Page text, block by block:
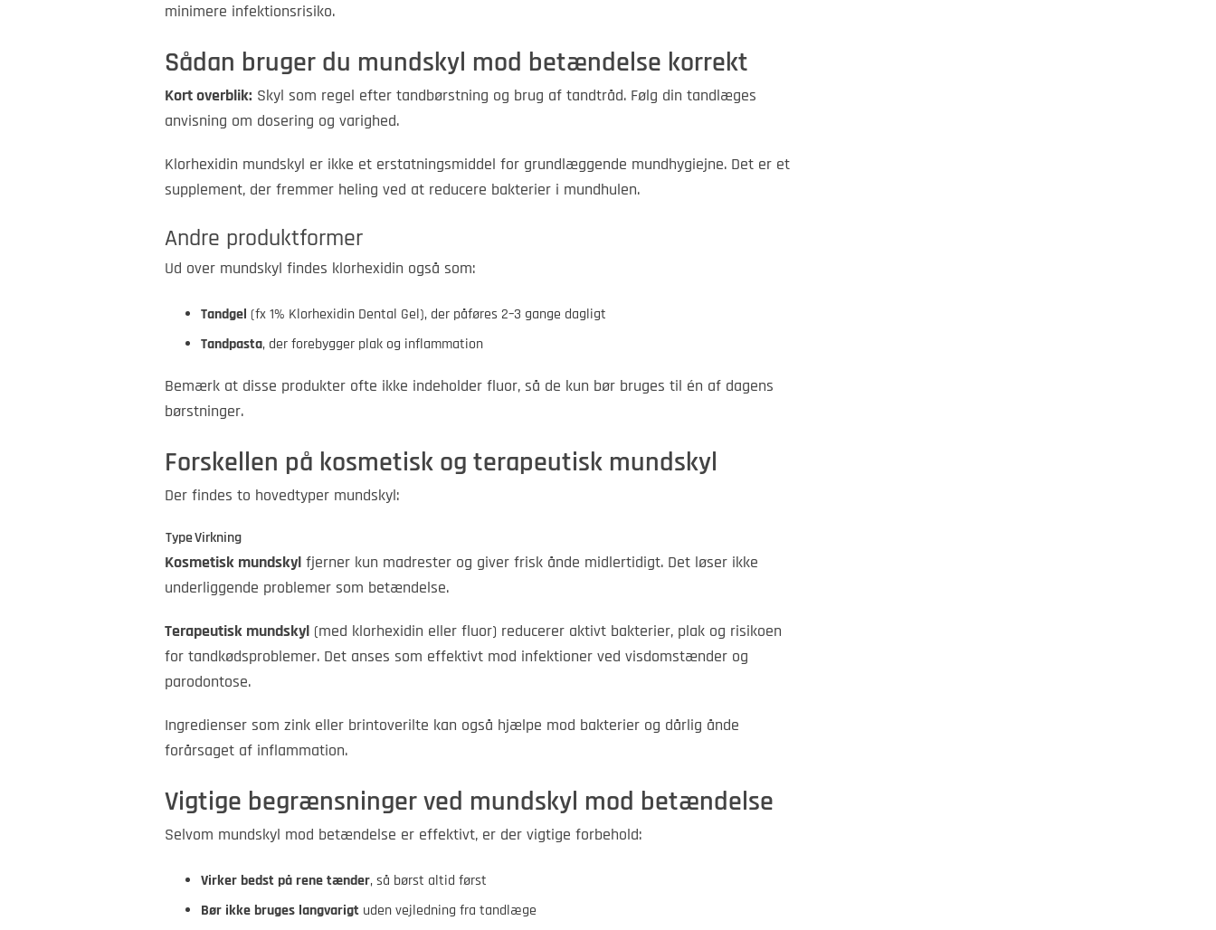
minimere infektionsrisiko.
Sådan bruger du mundskyl mod betændelse korrekt
Kort overblik: Skyl som regel efter tandbørstning og brug af tandtråd. Følg din tandlæges
anvisning om dosering og varighed.
Klorhexidin mundskyl er ikke et erstatningsmiddel for grundlæggende mundhygiejne. Det er et
supplement, der fremmer heling ved at reducere bakterier i mundhulen.
Andre produktformer
Ud over mundskyl findes klorhexidin også som:
Tandgel (fx 1% Klorhexidin Dental Gel), der påføres 2–3 gange dagligt
Tandpasta, der forebygger plak og inflammation
Bemærk at disse produkter ofte ikke indeholder fluor, så de kun bør bruges til én af dagens
børstninger.
Forskellen på kosmetisk og terapeutisk mundskyl
Der findes to hovedtyper mundskyl:
TypeVirkning
Kosmetisk mundskylfjerner kun madrester og giver frisk ånde midlertidigt. Det løser ikke
underliggende problemer som betændelse.
Terapeutisk mundskyl(med klorhexidin eller fluor) reducerer aktivt bakterier, plak og risikoen
for tandkødsproblemer. Det anses som effektivt mod infektioner ved visdomstænder og
parodontose.
Ingredienser som zink eller brintoverilte kan også hjælpe mod bakterier og dårlig ånde
forårsaget af inflammation.
Vigtige begrænsninger ved mundskyl mod betændelse
Selvom mundskyl mod betændelse er effektivt, er der vigtige forbehold:
Virker bedst på rene tænder, så børst altid først
Bør ikke bruges langvarigtuden vejledning fra tandlæge